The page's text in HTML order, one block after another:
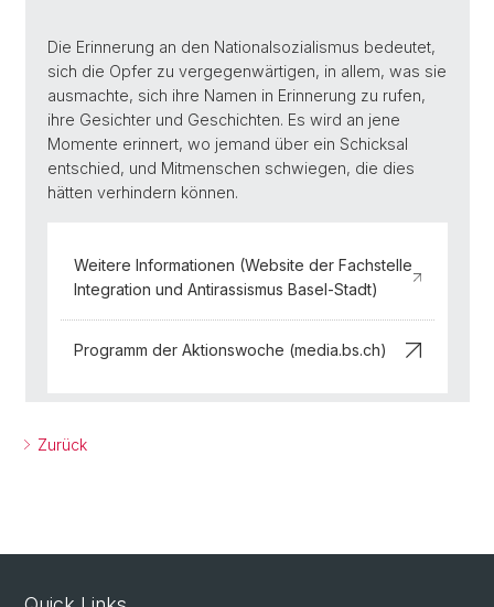
Die Erinnerung an den Nationalsozialismus bedeutet,
sich die Opfer zu vergegenwärtigen, in allem, was sie
ausmachte, sich ihre Namen in Erinnerung zu rufen,
ihre Gesichter und Geschichten. Es wird an jene
Momente erinnert, wo jemand über ein Schicksal
entschied, und Mitmenschen schwiegen, die dies
hätten verhindern können.
Weitere Informationen (Website der Fachstelle
Integration und Antirassismus Basel-Stadt)
Programm der Aktionswoche (media.bs.ch)
Zurück